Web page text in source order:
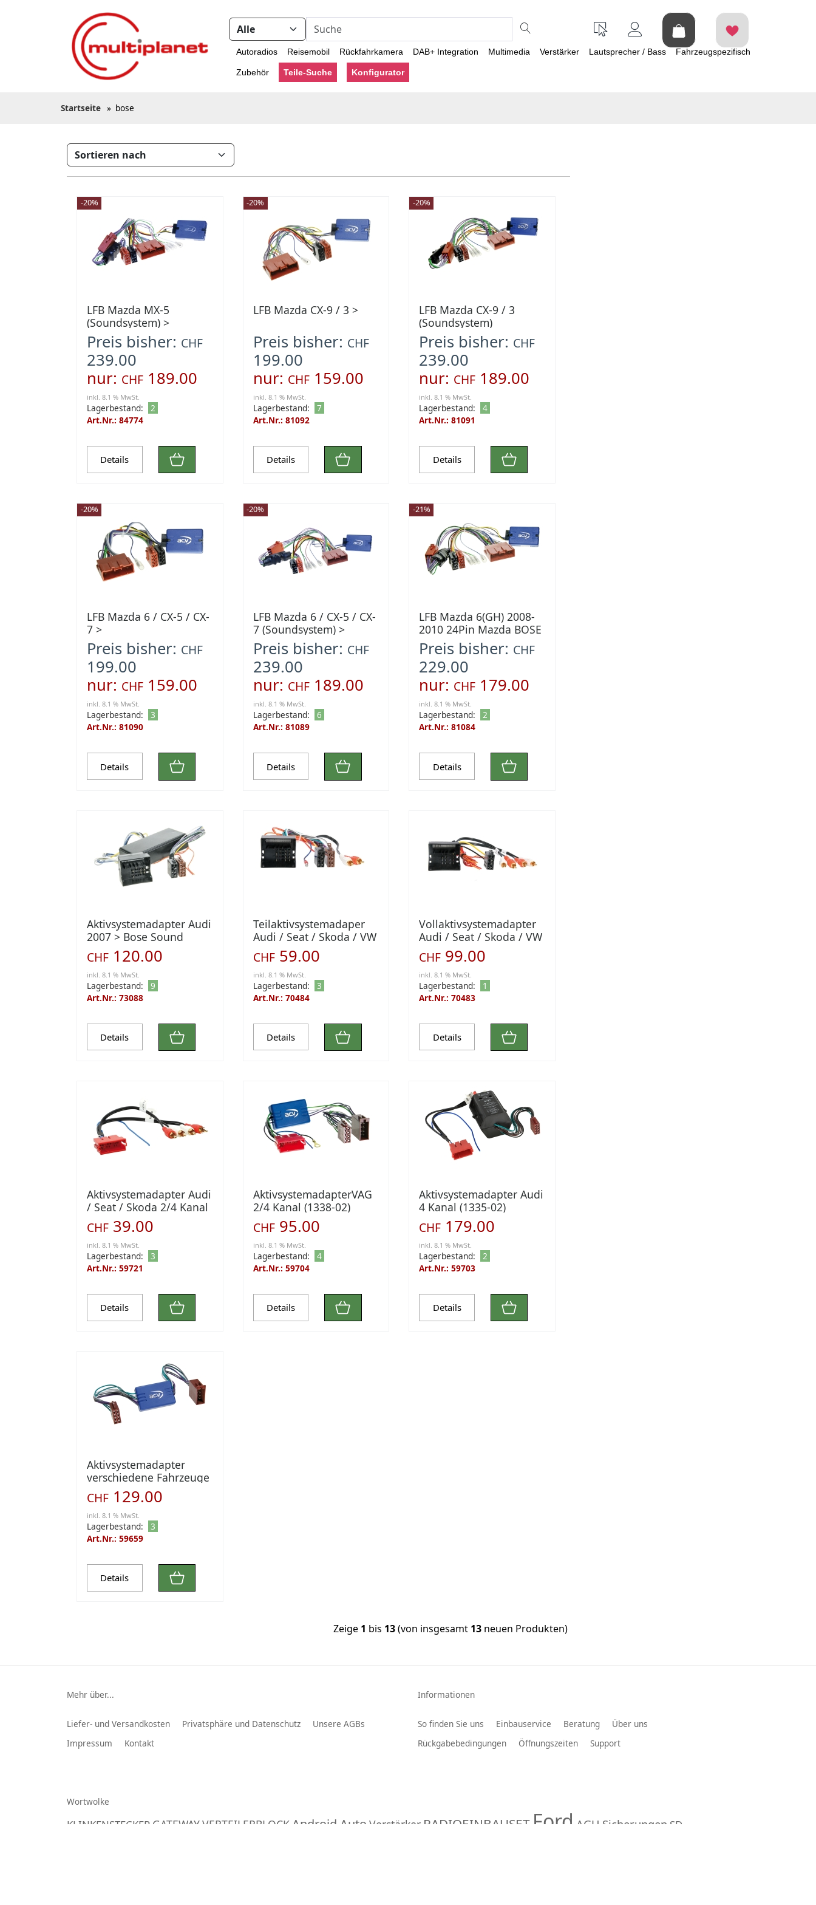
Autoradios Reisemobil Rückfahrkamera DAB+ Integration Multimedia Verstärker Lautsprecher / Bass Fahrzeugspezifisch
Zubehör Teile-Suche Konfigurator
Startseite » bose
-20%
LFB Mazda MX-5
(Soundsystem) >
Preis bisher: CHF
239.00
nur: CHF 189.00
inkl. 8.1 % MwSt.
Lagerbestand:
2
Art.Nr.: 84774
Details
-20%
LFB Mazda CX-9 / 3 >
Preis bisher: CHF
199.00
nur: CHF159.00
inkl. 8.1 % MwSt.
Lagerbestand:
7
Art.Nr.: 81092
Details
-20%
LFB Mazda CX-9 / 3
(Soundsystem)
Preis bisher: CHF
239.00
nur: CHF 189.00
inkl. 8.1 % MwSt.
Lagerbestand:
4
Art.Nr.: 81091
Details
-20%
LFB Mazda 6 / CX-5 / CX-
7 >
Preis bisher: CHF
199.00
nur: CHF 159.00
inkl. 8.1 % MwSt.
Lagerbestand:
3
Art.Nr.: 81090
Details
-20%
LFB Mazda 6 / CX-5 / CX-
7 (Soundsystem) >
Preis bisher: CHF
239.00
nur: CHF189.00
inkl. 8.1 % MwSt.
Lagerbestand:
6
Art.Nr.: 81089
Details
-21%
LFB Mazda 6(GH) 2008-
2010 24Pin Mazda BOSE
Amp
Preis bisher: CHF
229.00
nur: CHF 179.00
inkl. 8.1 % MwSt.
Lagerbestand:
2
Art.Nr.: 81084
Details
Aktivsystemadapter Audi
2007 > Bose Sound
System (1324-50)
CHF 120.00
inkl. 8.1 % MwSt.
Lagerbestand:
9
Art.Nr.: 73088
Details
Teilaktivsystemadaper
Audi / Seat / Skoda / VW
(1338-50)
CHF59.00
inkl. 8.1 % MwSt.
Lagerbestand:
3
Art.Nr.: 70484
Details
Vollaktivsystemadapter
Audi / Seat / Skoda / VW
> BOSE (1335-50)
CHF 99.00
inkl. 8.1 % MwSt.
Lagerbestand:
1
Art.Nr.: 70483
Details
Aktivsystemadapter Audi
/ Seat / Skoda 2/4 Kanal
(1445-01)
CHF 39.00
inkl. 8.1 % MwSt.
Lagerbestand:
3
Art.Nr.: 59721
Details
AktivsystemadapterVAG
2/4 Kanal (1338-02)
CHF95.00
inkl. 8.1 % MwSt.
Lagerbestand:
4
Art.Nr.: 59704
Details
Aktivsystemadapter Audi
4 Kanal (1335-02)
CHF 179.00
inkl. 8.1 % MwSt.
Lagerbestand:
2
Art.Nr.: 59703
Details
Aktivsystemadapter
verschiedene Fahrzeuge
> BOSE (1190-50)
CHF 129.00
inkl. 8.1 % MwSt.
Lagerbestand:
3
Art.Nr.: 59659
Details
Zeige 1 bis 13(von insgesamt 13 neuen Produkten)
Mehr über...
Liefer- und Versandkosten Privatsphäre und Datenschutz
Unsere AGBs
Impressum
Kontakt
Informationen
So finden Sie uns Einbauservice Beratung
Über uns
Rückgabebedingungen
Öffnungszeiten Support
Wortwolke
KLINKENSTECKER GATEWAYVERTEILERBLOCK Android Auto Verstärker RADIOEINBAUSET Ford AGU Sicherungen SD-